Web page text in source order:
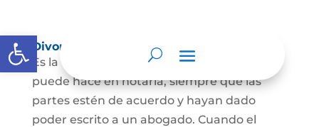
Abrir barra de herramientas
Divorcio
Es la terminación del Matrimonio Civil y se
puede hace en notaría, siempre que las
partes estén de acuerdo y hayan dado
poder escrito a un abogado. Cuando el